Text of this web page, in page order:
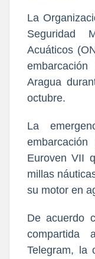
La
Seguridad
Acuáticos
Aragua
octubre.
La
Euroven VII
millas
su motor en
De acuerdo
Telegram, la